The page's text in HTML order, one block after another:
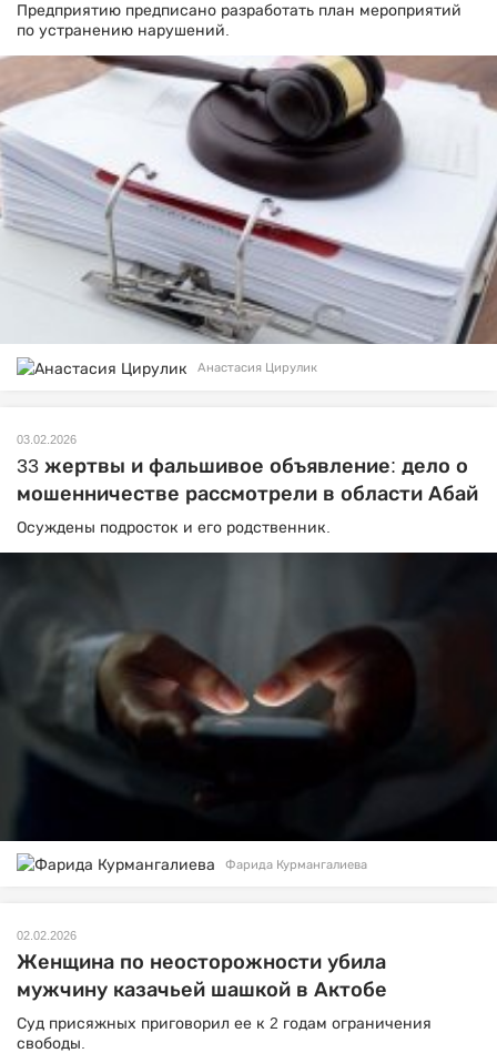
Предприятию предписано разработать план мероприятий
по устранению нарушений.
Анастасия Цирулик
03.02.2026
33 жертвы и фальшивое объявление: дело о
мошенничестве рассмотрели в области Абай
Осуждены подросток и его родственник.
Фарида Курмангалиева
02.02.2026
Женщина по неосторожности убила
мужчину казачьей шашкой в Актобе
Суд присяжных приговорил ее к 2 годам ограничения
свободы.